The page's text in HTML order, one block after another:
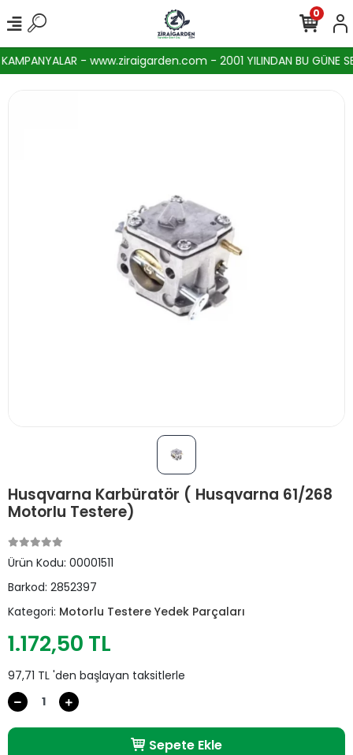
- www.ziraigarden.com - 2001 YILINDAN BU GÜNE
0
Husqvarna Karbüratör ( Husqvarna 61/268
Motorlu Testere)
Ürün Kodu: 00001511
Barkod: 2852397
Kategori: Motorlu Testere Yedek Parçaları
1.172,50 TL
97,71 TL 'den başlayan taksitlerle
Sepete Ekle